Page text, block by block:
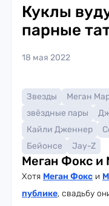
Куклы
парные
18 мая 2022
Звезды Меган
звёздные пары
Кайли Дженнер
Бейонсе
Jay-Z
Меган Фокс и
Хотя Меган Фокс и
публике, свадьбу